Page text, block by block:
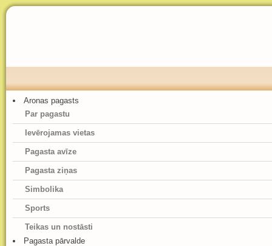
Aronas pagasts
Par pagastu
Ievērojamas vietas
Pagasta avīze
Pagasta ziņas
Simbolika
Sports
Teikas un nostāsti
Pagasta pārvalde